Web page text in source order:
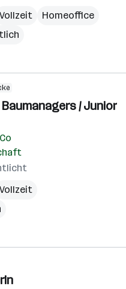
Vollzeit
Homeoffice
/ Junior
Vollzeit